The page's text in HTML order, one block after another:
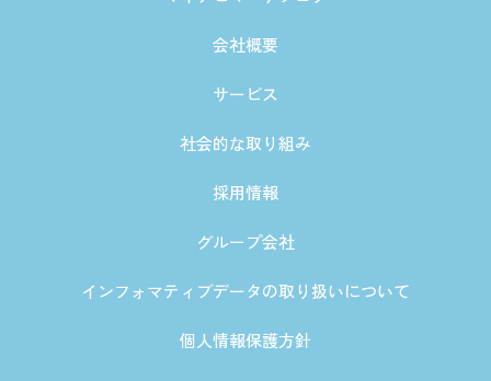
会社概要
サービス
社会的な取り組み
採用情報
グループ会社
インフォマティブデータの取り扱いについて
個人情報保護方針